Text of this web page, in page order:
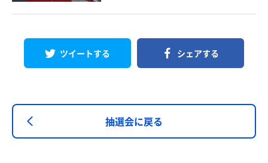
ツイートする シェアする
抽選会に戻る